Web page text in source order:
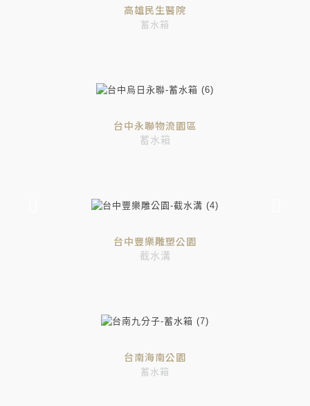
高雄民生醫院
蓄水箱
台中永聯物流園區
蓄水箱
台中豐樂雕塑公園
截水溝
台南海南公園
蓄水箱